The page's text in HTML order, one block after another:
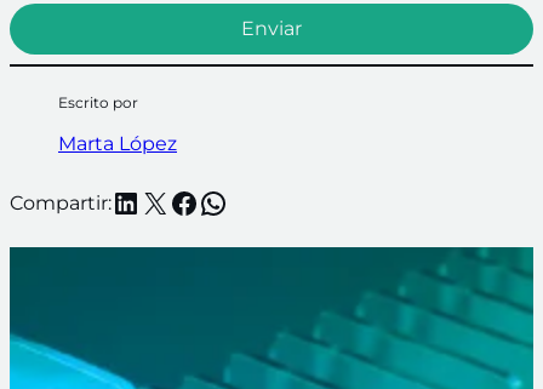
Escrito por
Marta López
Compartir:LinkedIn
X Facebook
WhatsApp